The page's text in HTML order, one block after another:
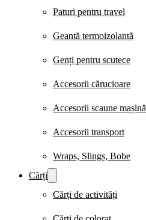
Paturi pentru travel
Geantă termoizolantă
Genți pentru scutece
Accesorii cărucioare
Accesorii scaune mașină
Accesorii transport
Wraps, Slings, Bobe
Cărți
Cărți de activități